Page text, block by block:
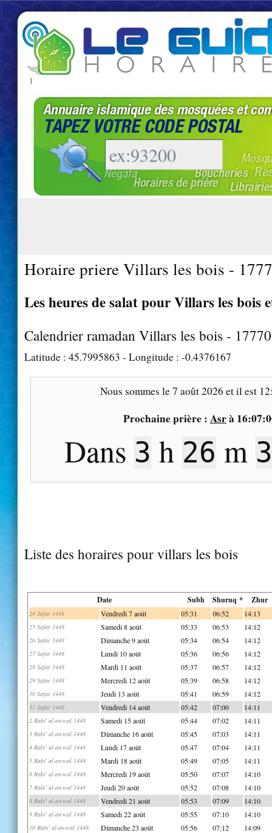
|
Horaire priere Villars les bois -
Les heures de salat pour Villars les bois
Calendrier ramadan Villars les bois - 17770
Latitude : 45.7995863 - Longitude : -0.4376167
Nous sommes le7 août 2026 et il est
Prochaine prière : Asrà
Dans 3 h 26 m
Liste des horaires pour villars les bois
Date Subh Shuruq * Zhur
24 Safar 1448 Vendredi 7 août 05:31 06:52 14:13
25 Safar 1448 Samedi 8 août 05:33 06:53 14:12
26 Safar 1448 Dimanche 9 août 05:34 06:54 14:12
27 Safar 1448 Lundi 10 août 05:36 06:56 14:12
28 Safar 1448 Mardi 11 août 05:37 06:57 14:12
29 Safar 1448 Mercredi 12 août 05:39 06:58 14:12
30 Safar 1448 Jeudi 13 août 05:41 06:59 14:12
31 Safar 1448 Vendredi 14 août 05:42 07:00 14:11
2 Rabi' al-awwal 1448 Samedi 15 août 05:44 07:02 14:11
3 Rabi' al-awwal 1448 Dimanche 16 août 05:45 07:03 14:11
4 Rabi' al-awwal 1448 Lundi 17 août 05:47 07:04 14:11
5 Rabi' al-awwal 1448 Mardi 18 août 05:49 07:05 14:11
6 Rabi' al-awwal 1448 Mercredi 19 août 05:50 07:07 14:10
7 Rabi' al-awwal 1448 Jeudi 20 août 05:52 07:08 14:10
8 Rabi' al-awwal 1448 Vendredi 21 août 05:53 07:09 14:10
9 Rabi' al-awwal 1448 Samedi 22 août 05:55 07:10 14:10
10 Rabi' al-awwal 1448 Dimanche 23 août 05:56 07:12 14:09